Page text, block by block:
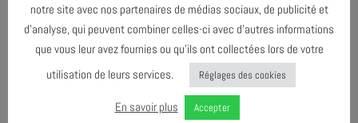
TERMINÉ TERMINÉ
L’ARBRE #4
TERMINÉ
ABHRA
TERMINÉ
MASTERCLASS AVEC JULIEN
notre site avec nos partenaires de médias sociaux, de publicité et
d’analyse, qui peuvent combiner celles-ci avec d’autres informations
que vous leur avez fournies ou qu’ils ont collectées lors de votre
utilisation de leurs services.
Réglages des cookies
En savoir plus Accepter